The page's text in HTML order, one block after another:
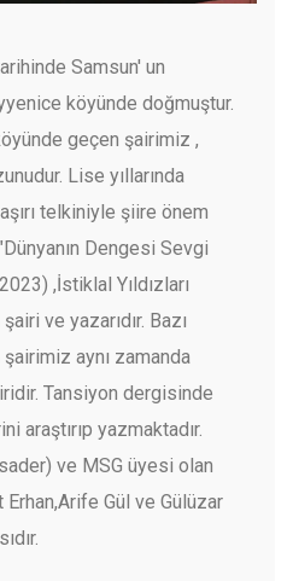
Samsun' un
köyünde doğmuştur.
geçen şairimiz ,
Lise yıllarında
telkiniyle şiire önem
Dengesi Sevgi
,İstiklal Yıldızları
ve yazarıdır. Bazı
aynı zamanda
Tansiyon dergisinde
araştırıp yazmaktadır.
ve MSG üyesi olan
Erhan,Arife Gül ve Gülüzar